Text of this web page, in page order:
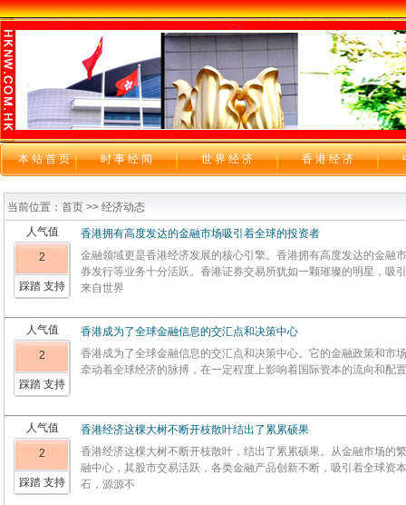
本站首页 时 事 经 闻 世 界 经 济 香 港 经 济
当前位置：首页 >> 经济动态
人气值
2
踩踏 支持
香港拥有高度发达的金融市场吸引着全球的投资者
金融领域更是香港经济发展的核心引擎。香港拥有高度发达的金融
券发行等业务十分活跃。香港证券交易所犹如一颗璀璨的明星，吸
来自世界
人气值
2
踩踏 支持
香港成为了全球金融信息的交汇点和决策中心
香港成为了全球金融信息的交汇点和决策中心。它的金融政策和市
牵动着全球经济的脉搏，在一定程度上影响着国际资本的流向和配
人气值
2
踩踏 支持
香港经济这棵大树不断开枝散叶结出了累累硕果
香港经济这棵大树不断开枝散叶，结出了累累硕果。从金融市场的
融中心，其股市交易活跃，各类金融产品创新不断，吸引着全球资
石，源源不